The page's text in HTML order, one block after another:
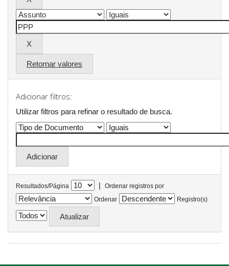
Retornar valores
Adicionar filtros:
Utilizar filtros para refinar o resultado de busca.
Resultados/Página |
Ordenar registros por
Ordenar
Registro(s)